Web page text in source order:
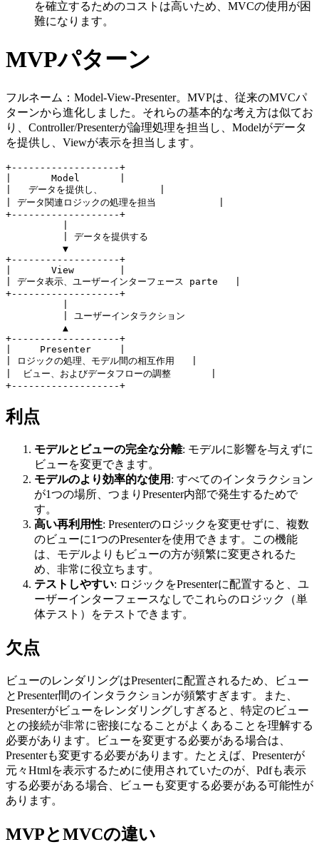
を確立するためのコストは高いため、MVCの使用が困
難になります。
MVPパターン
フルネーム：Model-View-Presenter。MVPは、従来のMVCパ
ターンから進化しました。それらの基本的な考え方は似てお
り、Controller/Presenterが論理処理を担当し、Modelがデータ
を提供し、Viewが表示を担当します。
+-------------------+
|       Model       |
|   データを提供し、          |
| データ関連ロジックの処理を担当           |
+-------------------+
          | データを提供する
          ▼
+-------------------+
|       View        |
| データ表示、ユーザーインターフェース parte   |
+-------------------+
          | ユーザーインタラクション
          ▲
+-------------------+
|     Presenter     |
| ロジックの処理、モデル間の相互作用   |
|  ビュー、およびデータフローの調整       |
利点
モデルとビューの完全な分離: モデルに影響を与えずに
ビューを変更できます。
モデルのより効率的な使用 : すべてのインタラクション
が1つの場所、つまりPresenter内部で発生するためで
す。
高い再利用性: Presenterのロジックを変更せずに、複数
のビューに1つのPresenterを使用できます。この機能
は、モデルよりもビューの方が頻繁に変更されるた
め、非常に役立ちます。
テストしやすい: ロジックをPresenterに配置すると、ユ
ーザーインターフェースなしでこれらのロジック（単
体テスト）をテストできます。
欠点
ビューのレンダリングはPresenterに配置されるため、ビュー
とPresenter間のインタラクションが頻繁すぎます。また、
Presenterがビューをレンダリングしすぎると、特定のビュー
との接続が非常に密接になることがよくあることを理解する
必要があります。ビューを変更する必要がある場合は、
Presenterも変更する必要があります。たとえば、Presenterが
元々Htmlを表示するために使用されていたのが、Pdfも表示
する必要がある場合、ビューも変更する必要がある可能性が
あります。
MVPとMVCの違い